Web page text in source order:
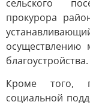
сельского
прокурора
осуществлению
благоустройства.
Кроме того,
социальной